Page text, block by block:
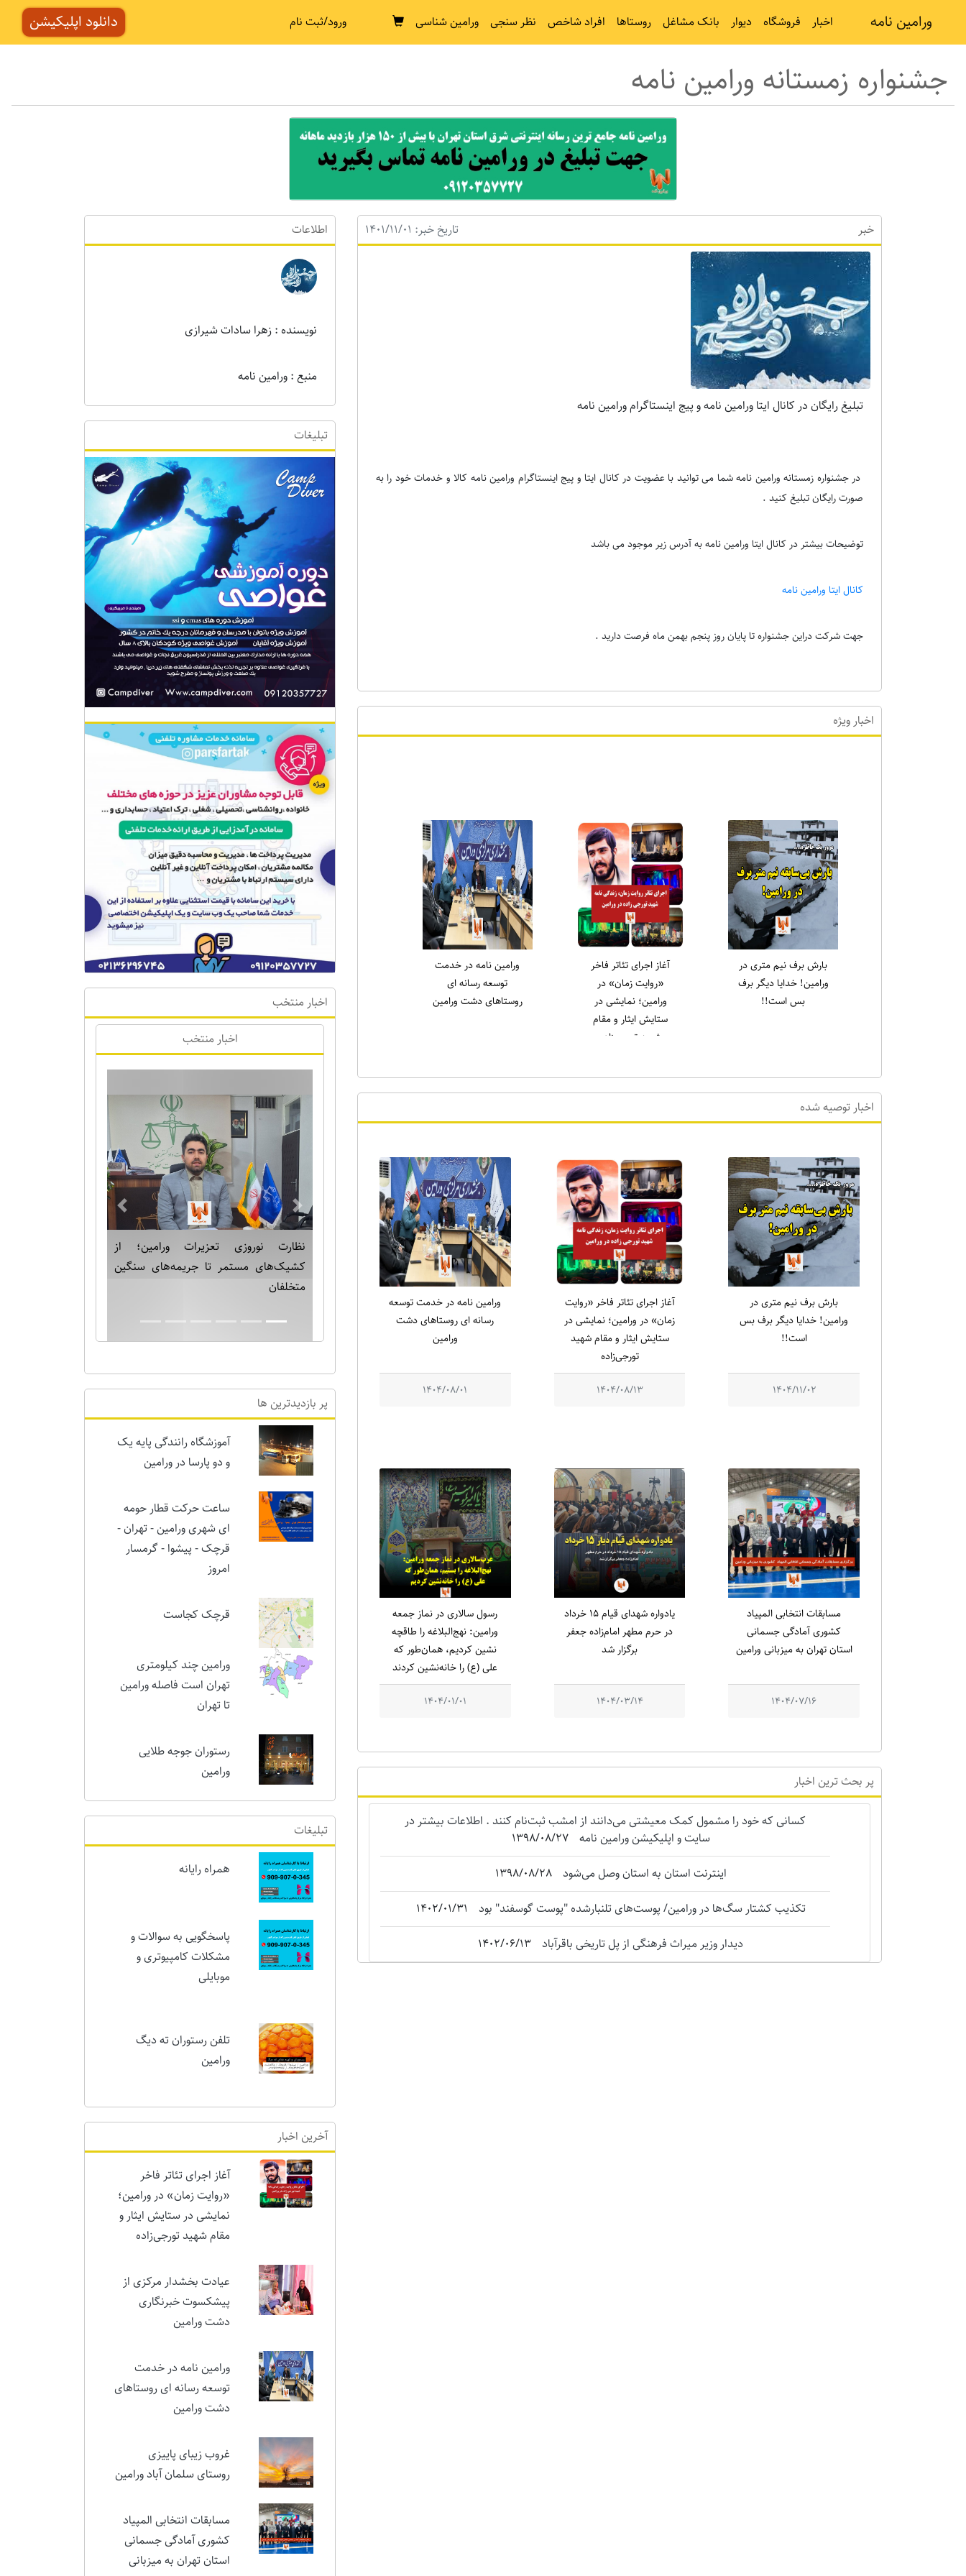
ورامین نامه اخبار فروشگاه دیوار بانک مشاغل روستاها افراد شاخص نظر سنجی ورامین شناسی ورود/ثبت نام دانلود اپلیکیشن
جشنواره زمستانه ورامین نامه
خبر تاریخ خبر: 1401/11/01
تبلیغ رایگان در کانال ایتا ورامین نامه و پیج اینستاگرام ورامین نامه
در جشنواره زمستانه ورامین نامه شما می توانید با عضویت در کانال ایتا و پیج اینستاگرام ورامین نامه کالا و خدمات خود را به
صورت رایگان تبلیغ کنید .
توضیحات بیشتر در کانال ایتا ورامین نامه به آدرس زیر موجود می باشد
کانال ایتا ورامین نامه
جهت شرکت دراین جشنواره تا پایان روز پنجم بهمن ماه فرصت دارید .
اخبار ویژه
یادواره شهدای قیام ۱۵
خرداد در حرم مطهر
امام‌زاده جعفر برگزار شد
رسول سالاری در نماز
جمعه ورامین:
نهج‌البلاغه را طاقچه
نشین کردیم، همان‌طور
که علی (ع) را خانه‌نشین
انتخاب دکتر علی میری
به عنوان جوان برتر
ورامین در حوزه ورزش
اخبار توصیه شده
بارش برف نیم متری در
ورامین! خدایا دیگر برف بس
است!!
1404/11/02
آغاز اجرای تئاتر فاخر «روایت
زمان» در ورامین؛ نمایشی در
ستایش ایثار و مقام شهید
تورجی‌زاده
1404/08/13
ورامین نامه در خدمت توسعه
رسانه ای روستاهای دشت
ورامین
1404/08/01
مسابقات انتخابی المپیاد
کشوری آمادگی جسمانی
استان تهران به میزبانی ورامین
1404/07/16
یادواره شهدای قیام ۱۵ خرداد
در حرم مطهر امام‌زاده جعفر
برگزار شد
1404/03/14
رسول سالاری در نماز جمعه
ورامین: نهج‌البلاغه را طاقچه
نشین کردیم، همان‌طور که
علی (ع) را خانه‌نشین کردند
1404/01/01
پر بحث ترین اخبار
کسانی که خود را مشمول کمک معیشتی می‌دانند از امشب ثبت‌نام کنند . اطلاعات بیشتر در
سایت و اپلیکیشن ورامین نامه
1398/08/27
اینترنت استان به استان وصل می‌شود
1398/08/28
تکذیب کشتار سگ‌ها در ورامین/ پوست‌های تلنبارشده "‌پوست گوسفند" بود
1402/01/31
دیدار وزیر میراث فرهنگی از پل تاریخی باقرآباد
1402/06/13
اطلاعات
نویسنده : زهرا سادات شیرازی
منبع : ورامین نامه
تبلیغات
اخبار منتخب
اخبار منتخب
بارش برف نیم متری در ورامین! خدایا دیگر
Previous Next
پر بازدیدترین ها
و دو پارسا در ورامین
ساعت حرکت قطار حومه
ای شهری ورامین - تهران -
امروز
قرچک کجاست
ورامین چند کیلومتری
تا تهران
رستوران جوجه طلایی
ورامین
تبلیغات
پاسخگویی به سوالات و
ورامین
آخرین اخبار
آغاز اجرای تئاتر فاخر
«روایت زمان» در ورامین؛
مقام شهید تورجی‌زاده
عیادت بخشدار مرکزی از
دشت ورامین
ورامین نامه در خدمت
دشت ورامین
روستای سلمان آباد ورامین
مسابقات انتخابی المپیاد